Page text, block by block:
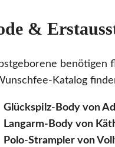
&
benötigen
Katalog
Glückspilz-Body von
Langarm-Body von
Polo-Strampler von